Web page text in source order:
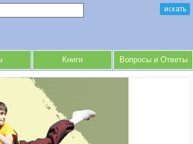
Книги Вопросы и Ответы